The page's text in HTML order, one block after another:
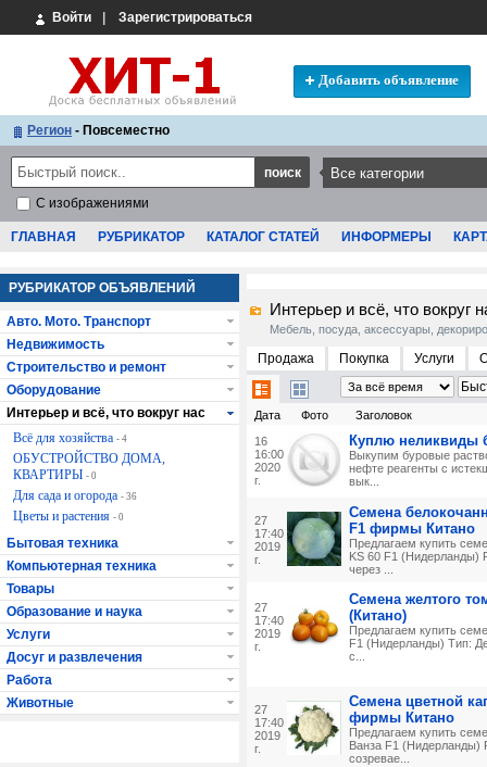
Войти Зарегистрироваться
Добавить объявление
Регион - Повсеместно
С изображениями
ГЛАВНАЯ РУБРИКАТОР КАТАЛОГ СТАТЕЙ ИНФОРМЕРЫ
Интерьер и всё, что вокруг
Мебель, посуда, аксессуары,
Продажа Покупка Услуги
Дата Фото
Заголовок
16
16:00
2020
г.
Куплю неликвиды
Выкупим буровые
нефте реагенты с
вык...
27
17:40
2019
г.
Семена
F1 фирмы Китано
Предлагаем купить
KS 60 F1 (Нидерланды)
через ...
27
17:40
2019
г.
Семена желтого
(Китано)
Предлагаем купить
F1 (Нидерланды) Тип:
с...
27
17:40
2019
г.
Семена цветной
фирмы Китано
Предлагаем купить
Ванза F1 (Нидерланды)
созревае...
РУБРИКАТОР ОБЪЯВЛЕНИЙ
Авто. Мото. Транспорт
Недвижимость
Строительство и ремонт
Оборудование
Интерьер и всё, что вокруг нас
Всё для хозяйства - 4
ОБУСТРОЙСТВО ДОМА,
КВАРТИРЫ - 0
Для сада и огорода - 36
Цветы и растения - 0
Бытовая техника
Компьютерная техника
Товары
Образование и наука
Услуги
Досуг и развлечения
Работа
Животные